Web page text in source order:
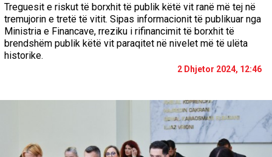
Treguesit e riskut të borxhit të publik këtë vit ranë më tej në
tremujorin e tretë të vitit. Sipas informacionit të publikuar nga
Ministria e Financave, rreziku i rifinancimit të borxhit të
brendshëm publik këtë vit paraqitet në nivelet më të ulëta
historike.
2 Dhjetor 2024, 12:46